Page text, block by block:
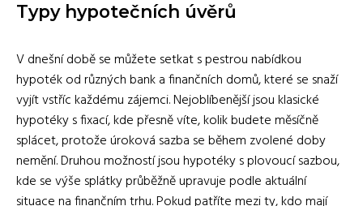
Typy hypotečních úvěrů
V dnešní době se můžete setkat s pestrou nabídkou
hypoték od různých bank a finančních domů, které se snaží
vyjít vstříc každému zájemci. Nejoblíbenější jsou klasické
hypotéky s fixací, kde přesně víte, kolik budete měsíčně
splácet, protože úroková sazba se během zvolené doby
nemění. Druhou možností jsou hypotéky s plovoucí sazbou,
kde se výše splátky průběžně upravuje podle aktuální